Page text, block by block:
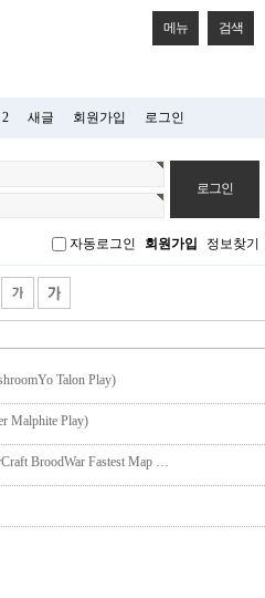
메뉴 검색
새글 회원가입 로그인
자동로그인 회원가입 정보찾기
Talon Play)
Malphite Play)
BroodWar Fastest Map …